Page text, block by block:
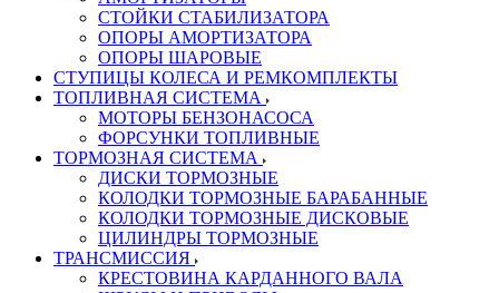
СТОЙКИ СТАБИЛИЗАТОРА
ОПОРЫ АМОРТИЗАТОРА
ОПОРЫ ШАРОВЫЕ
СТУПИЦЫ КОЛЕСА И РЕМКОМПЛЕКТЫ
ТОПЛИВНАЯ СИСТЕМА
МОТОРЫ БЕНЗОНАСОСА
ФОРСУНКИ ТОПЛИВНЫЕ
ТОРМОЗНАЯ СИСТЕМА
ДИСКИ ТОРМОЗНЫЕ
КОЛОДКИ ТОРМОЗНЫЕ БАРАБАННЫЕ
КОЛОДКИ ТОРМОЗНЫЕ ДИСКОВЫЕ
ЦИЛИНДРЫ ТОРМОЗНЫЕ
ТРАНСМИССИЯ
КРЕСТОВИНА КАРДАННОГО ВАЛА